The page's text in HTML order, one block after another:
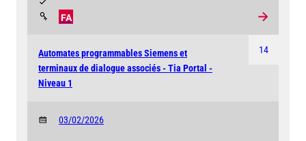
FA
14
Automates programmables Siemens et
terminaux de dialogue associés - Tia Portal -
Niveau 1
03/02/2026